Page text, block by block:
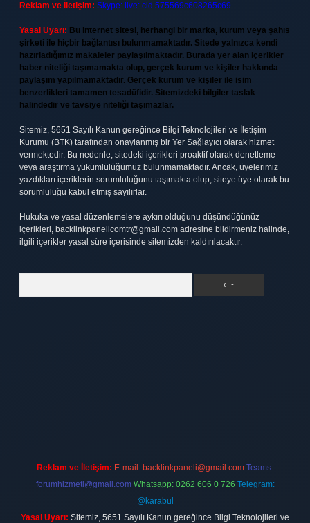
Reklam ve İletişim: Skype: live:.cid.575569c608265c69
Yasal Uyarı: Bu internet sitesi, herhangi bir marka, kurum veya şahıs
şirketi ile hiçbir bağlantısı bulunmamaktadır. Sitede yalnızca kendi
hazırladığımız makaleler paylaşılmaktadır. Burada yer alan içerikler
haber niteliği taşımamakta olup, gerçek kurum ve kişiler hakkında
paylaşım yapılmamaktadır. Gerçek kurum ve kişiler ile isim
benzerlikleri tamamen tesadüfidir. Sitemizdeki bilgiler taslak
halindedir ve tavsiye niteliği taşımazlar.
Sitemiz, 5651 Sayılı Kanun gereğince Bilgi Teknolojileri ve İletişim
Kurumu (BTK) tarafından onaylanmış bir Yer Sağlayıcı olarak hizmet
vermektedir. Bu nedenle, sitedeki içerikleri proaktif olarak denetleme
veya araştırma yükümlülüğümüz bulunmamaktadır. Ancak, üyelerimiz
yazdıkları içeriklerin sorumluluğunu taşımakta olup, siteye üye olarak bu
sorumluluğu kabul etmiş sayılırlar.
Hukuka ve yasal düzenlemelere aykırı olduğunu düşündüğünüz
içerikleri, backlinkpanelicomtr@gmail.com adresine bildirmeniz halinde,
ilgili içerikler yasal süre içerisinde sitemizden kaldırılacaktır.
Reklam ve İletişim: E-mail: backlinkpaneli@gmail.com Teams:
forumhizmeti@gmail.com Whatsapp: 0262 606 0 726 Telegram:
@karabul
Yasal Uyarı: Sitemiz, 5651 Sayılı Kanun gereğince Bilgi Teknolojileri ve